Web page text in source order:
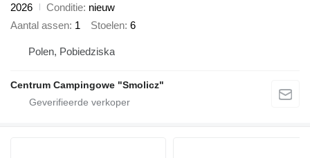
2026
Conditie nieuw
Aantal assen 1 Stoelen 6
Polen, Pobiedziska
Centrum Campingowe "Smolicz"